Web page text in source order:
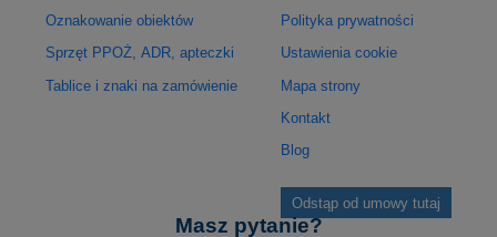
Oznakowanie obiektów
Sprzęt PPOŻ, ADR, apteczki
Tablice i znaki na zamówienie
Polityka prywatności
Ustawienia cookie
Mapa strony
Kontakt
Blog
Odstąp od umowy tutaj
Masz pytanie?